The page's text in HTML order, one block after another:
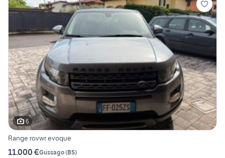
6
Range rovwr evoque
11.000 €Gussago(BS)